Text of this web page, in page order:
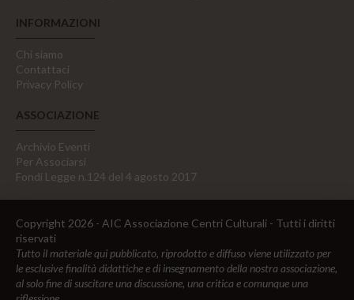
INFORMAZIONI
Chi siamo
Contattaci
Privacy Policy
ASSOCIAZIONE
Archivio Eventi
Per Associarsi
Fondi Legge n.124 del 4 agosto 2017
Copyright 2026 - AIC Associazione Centri Culturali - Tutti i diritti
riservati
Tutto il materiale qui pubblicato, riprodotto e diffuso viene utilizzato per
le esclusive finalità didattiche e di insegnamento della nostra associazione,
al solo fine di suscitare una discussione, una critica e comunque una